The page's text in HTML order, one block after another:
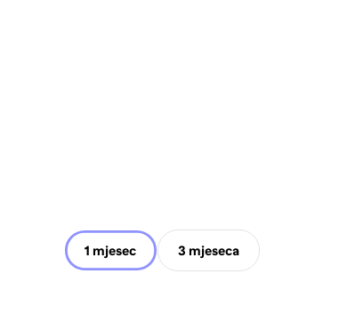
1 mjesec 3 mjeseca